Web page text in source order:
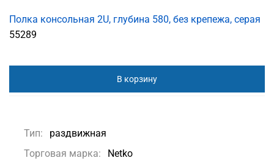
Полка консольная 2U, глубина 580, без крепежа, серая
55289
В корзину
Тип:
раздвижная
Торговая марка:
Netko